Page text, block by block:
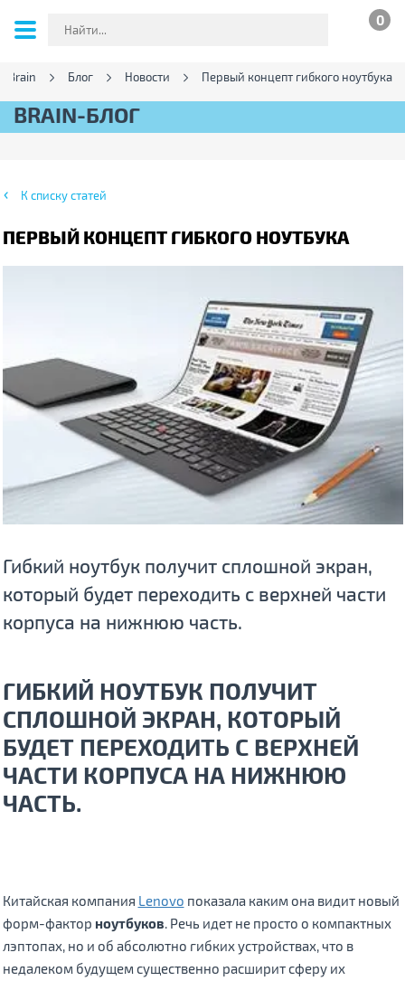
0
Brain Блог Новости Первый концепт гибкого ноутбука
BRAIN-БЛОГ
К списку статей
ПЕРВЫЙ КОНЦЕПТ ГИБКОГО НОУТБУКА
Гибкий ноутбук получит сплошной экран,
который будет переходить с верхней части
корпуса на нижнюю часть.
ГИБКИЙ НОУТБУК ПОЛУЧИТ
СПЛОШНОЙ ЭКРАН, КОТОРЫЙ
БУДЕТ ПЕРЕХОДИТЬ С ВЕРХНЕЙ
ЧАСТИ КОРПУСА НА НИЖНЮЮ
ЧАСТЬ.
Китайская компания Lenovo показала каким она видит новый
форм-фактор ноутбуков. Речь идет не просто о компактных
лэптопах, но и об абсолютно гибких устройствах, что в
недалеком будущем существенно расширит сферу их